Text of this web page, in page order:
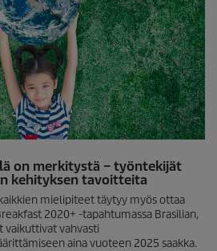
on merkitystä – työntekijät
kehityksen tavoitteita
mielipiteet täytyy myös ottaa
2020+ -tapahtumassa Brasilian,
vaikuttivat vahvasti
aina vuoteen 2025 saakka.